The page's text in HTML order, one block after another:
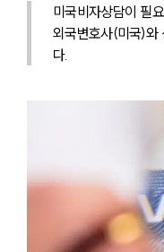
미국비자상담이 필
외국변호사(미국)와
다.